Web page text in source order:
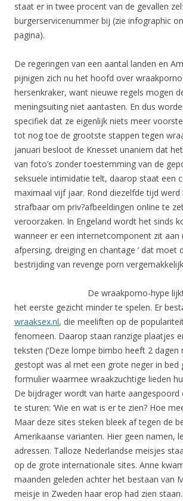
staat er in twee procent van de gevallen
burgerservicenummer bij (zie infographic
pagina).
De regeringen van een aantal landen en
pijnigen zich nu het hoofd over
hersenkraker, want nieuwe regels mogen
meningsuiting niet aantasten. En dus
specifiek dat ze eigenlijk niets meer
tot nog toe de grootste stappen tegen
januari besloot de Knesset unaniem dat
van foto’s zonder toestemming van de
seksuele intimidatie telt, daarop staat een
maximaal vijf jaar. Rond diezelfde tijd werd
strafbaar om priv?afbeeldingen online te
veroorzaken. In Engeland wordt het sinds
wanneer er een internetcomponent zit aan
afpersing, dreiging en chantage ‘ dat moet
bestrijding van revenge porn
De wraakporno-hype
het eerste gezicht minder te spelen. Er
wraaksex.nl, die meeliften op de
fenomeen. Daarop staan ranzige plaatjes
teksten (‘Deze lompe bimbo heeft 2 dagen
gestopt was al met een grote neger in bed
formulier waarmee wraakzuchtige lieden
De bijdrager wordt van harte aangespoord
te sturen: ‘Wie en wat is er te zien? Hoe
Maar deze sites steken bleek af tegen de
Amerikaanse varianten. Hier geen namen,
adressen. Talloze Nederlandse meisjes
op de grote internationale sites. Anne
maanden geleden achter het bestaan van
meisje in Zweden haar erop had zien